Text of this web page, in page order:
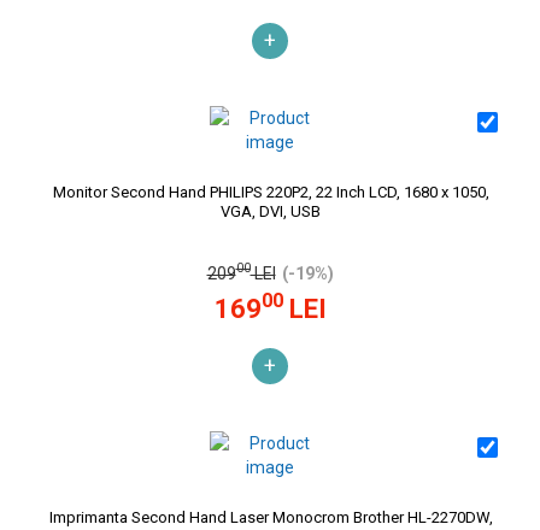
+
Monitor Second Hand PHILIPS 220P2, 22 Inch LCD, 1680 x 1050,
VGA, DVI, USB
20900LEI (-19%)
16900LEI
+
Imprimanta Second Hand Laser Monocrom Brother HL-2270DW,